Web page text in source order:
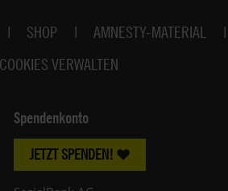
SHOP AMNESTY-MATERIAL
COOKIES VERWALTEN
Spendenkonto
JETZT SPENDEN!